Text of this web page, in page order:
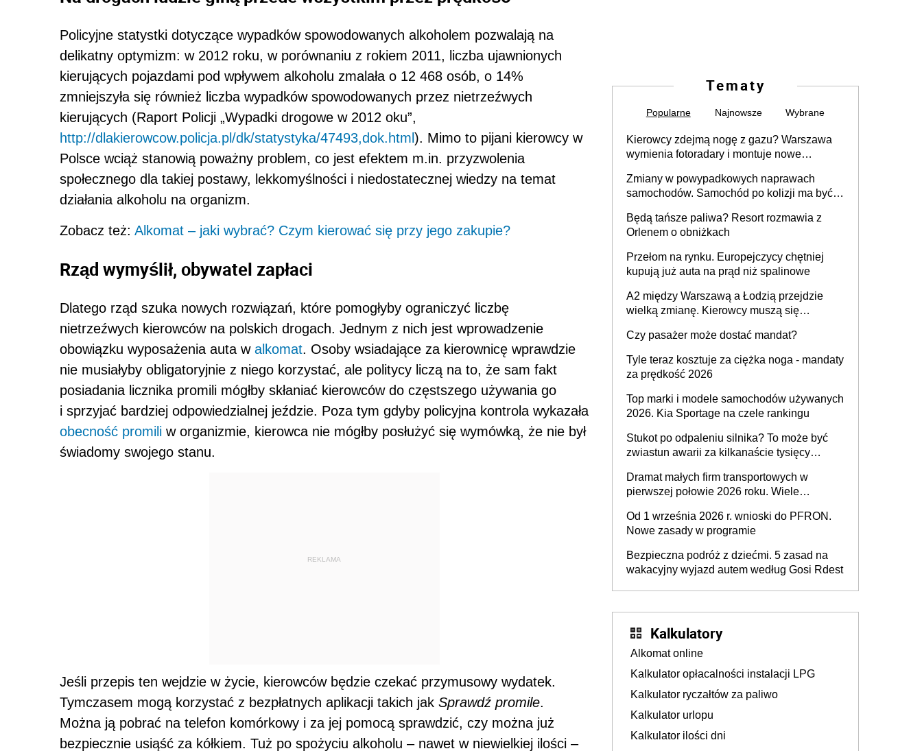
Policyjne statystki dotyczące wypadków spowodowanych alkoholem pozwalają na
delikatny optymizm: w 2012 roku, w porównaniu z rokiem 2011, liczba ujawnionych
kierujących pojazdami pod wpływem alkoholu zmalała o 12 468 osób, o 14%
zmniejszyła się również liczba wypadków spowodowanych przez nietrzeźwych
kierujących (Raport Policji „Wypadki drogowe w 2012 oku”,
http://dlakierowcow.policja.pl/dk/statystyka/47493,dok.html ). Mimo to pijani kierowcy w
Polsce wciąż stanowią poważny problem, co jest efektem m.in. przyzwolenia
społecznego dla takiej postawy, lekkomyślności i niedostatecznej wiedzy na temat
działania alkoholu na organizm.
Zobacz też: Alkomat – jaki wybrać? Czym kierować się przy jego zakupie?
Rząd wymyślił, obywatel zapłaci
Dlatego rząd szuka nowych rozwiązań, które pomogłyby ograniczyć liczbę
nietrzeźwych kierowców na polskich drogach. Jednym z nich jest wprowadzenie
obowiązku wyposażenia auta w alkomat. Osoby wsiadające za kierownicę wprawdzie
nie musiałyby obligatoryjnie z niego korzystać, ale politycy liczą na to, że sam fakt
posiadania licznika promili mógłby skłaniać kierowców do częstszego używania go
i sprzyjać bardziej odpowiedzialnej jeździe. Poza tym gdyby policyjna kontrola wykazała
obecność promili w organizmie, kierowca nie mógłby posłużyć się wymówką, że nie był
świadomy swojego stanu.
REKLAMA
Jeśli przepis ten wejdzie w życie, kierowców będzie czekać przymusowy wydatek.
Tymczasem mogą korzystać z bezpłatnych aplikacji takich jak Sprawdź promile.
Można ją pobrać na telefon komórkowy i za jej pomocą sprawdzić, czy można już
bezpiecznie usiąść za kółkiem. Tuż po spożyciu alkoholu – nawet w niewielkiej ilości –
Tematy
Popularne Najnowsze Wybrane
Kierowcy zdejmą nogę z gazu? Warszawa
wymienia fotoradary i montuje nowe
Zmiany w powypadkowych naprawach
samochodów. Samochód po kolizji ma być
technologią producenta
Będą tańsze paliwa? Resort rozmawia z
Orlenem o obniżkach
Przełom na rynku. Europejczycy chętniej
kupują już auta na prąd niż spalinowe
A2 między Warszawą a Łodzią przejdzie
wielką zmianę. Kierowcy muszą się
Czy pasażer może dostać mandat?
Tyle teraz kosztuje za ciężka noga - mandaty
za prędkość 2026
Top marki i modele samochodów używanych
2026. Kia Sportage na czele rankingu
Stukot po odpaleniu silnika? To może być
zwiastun awarii za kilkanaście tysięcy
Dramat małych firm transportowych w
pierwszej połowie 2026 roku. Wiele
Od 1 września 2026 r. wnioski do PFRON.
Nowe zasady w programie
Bezpieczna podróż z dziećmi. 5 zasad na
wakacyjny wyjazd autem według Gosi Rdest
Kalkulatory
Alkomat online
Kalkulator opłacalności instalacji LPG
Kalkulator ryczałtów za paliwo
Kalkulator urlopu
Kalkulator ilości dni